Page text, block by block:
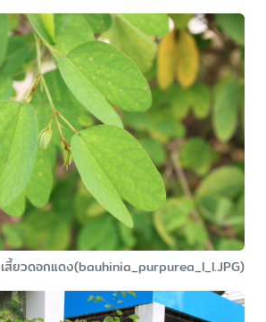
เสี้ยวดอกแดง(bauhinia_purpurea_l_l.JPG)